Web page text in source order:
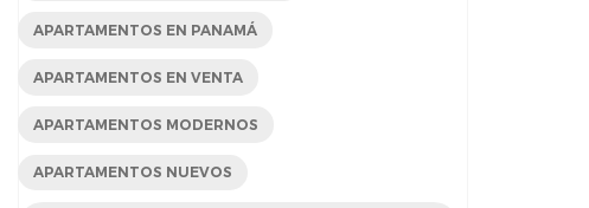
APARTAMENTOS EN PANAMÁ
APARTAMENTOS EN VENTA
APARTAMENTOS MODERNOS
APARTAMENTOS NUEVOS